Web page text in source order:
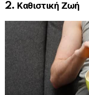
2. Καθιστική Ζωή